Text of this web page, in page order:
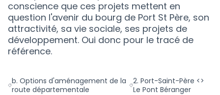
conscience que ces projets mettent en
question l'avenir du bourg de Port St Père, son
attractivité, sa vie sociale, ses projets de
développement. Oui donc pour le tracé de
référence.
Filtrer les résultats de la catégorie : b. Options
b. Options d'aménagement de la
route départementale
Filtrer les résultats pour le
2. Port-Saint-Père <>
Le Pont Béranger